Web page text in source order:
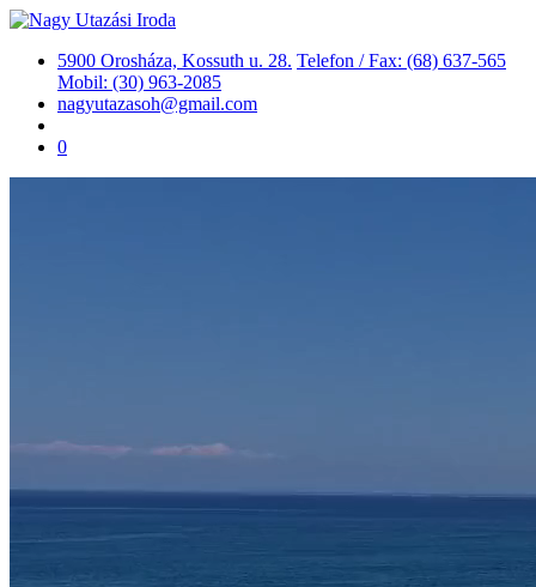
5900 Orosháza, Kossuth u. 28. Telefon / Fax: (68) 637-565
Mobil: (30) 963-2085
nagyutazasoh@gmail.com
0